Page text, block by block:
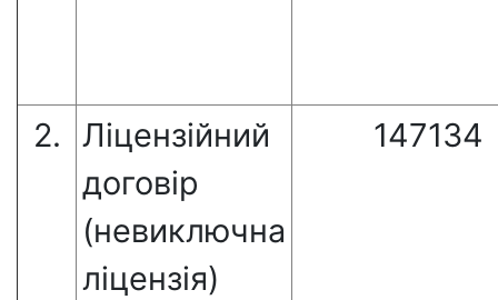
2. Ліцензійний
договір
(невиключна
ліцензія)
147134